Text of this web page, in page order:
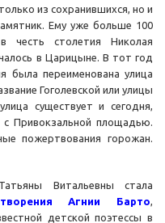
из сохранившихся, но и
Ему уже больше 100
честь столетия Николая
в Царицыне. В тот год
была переименована улица
Гоголевской или улицы
существует и сегодня,
Привокзальной площадью.
пожертвования горожан.
Витальевны стала
Агнии Барто,
детской поэтессы в